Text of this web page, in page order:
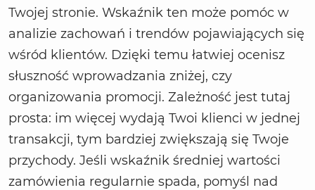
Twojej stronie. Wskaźnik ten może pomóc w
analizie zachowań i trendów pojawiających się
wśród klientów. Dzięki temu łatwiej ocenisz
słuszność wprowadzania zniżej, czy
organizowania promocji. Zależność jest tutaj
prosta: im więcej wydają Twoi klienci w jednej
transakcji, tym bardziej zwiększają się Twoje
przychody. Jeśli wskaźnik średniej wartości
zamówienia regularnie spada, pomyśl nad